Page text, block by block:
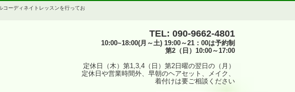
ーディネイトレッスンを行ってお
TEL: 090-9662-4801
10:00~18:00(月～土) 19:00～21：00は予約制
第2（日）10:00～17:00
定休日（木）第1,3,4（日）第2日曜の翌日の（月）
定休日や営業時間外、早朝のヘアセット、メイク、
着付けは要ご相談ください